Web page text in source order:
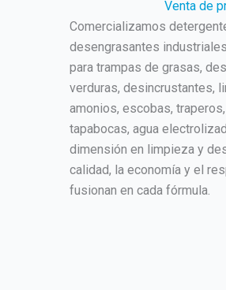
Venta de
Comercializamos
desengrasantes
para trampas de grasas,
verduras, desincrustantes,
amonios, escobas,
tapabocas, agua
dimensión en limpieza y
calidad, la economía y el
fusionan en cada fórmula.